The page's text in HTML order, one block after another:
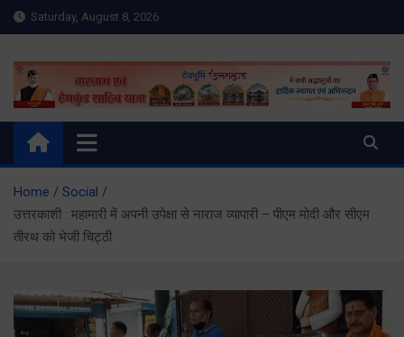
Skip
to
Saturday, August 8, 2026
Meru Raibar | Uttarakhand
News | Uttarkashi News
meruraibar.com
Home
Social
उत्तरकाशी : महामारी में अपनी उपेक्षा से नाराज व्यापारी – पीएम मोदी और सीएम
तीरथ को भेजी चिट्ठी